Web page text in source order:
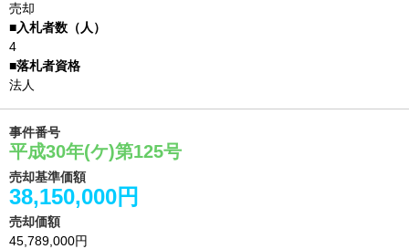
売却
4
法人
事件番号
平成30年(ケ)第125号
売却基準価額
38,150,000円
売却価額
45,789,000円